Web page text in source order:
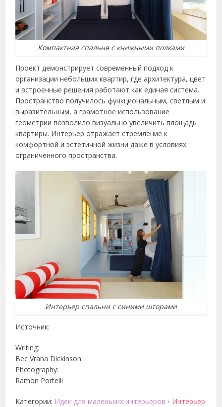
Компактная спальня с книжными полками
Проект демонстрирует современный подход к
организации небольших квартир, где архитектура, цвет
и встроенные решения работают как единая система.
Пространство получилось функциональным, светлым и
выразительным, а грамотное использование
геометрии позволило визуально увеличить площадь
квартиры. Интерьер отражает стремление к
комфортной и эстетичной жизни даже в условиях
ограниченного пространства.
Интерьер спальни с синими шторами
Источник:
Writing:
Bec Vrana Dickinson
Photography:
Ramon Portelli
Категории: Идеи для маленьких интерьеров • Интерьер